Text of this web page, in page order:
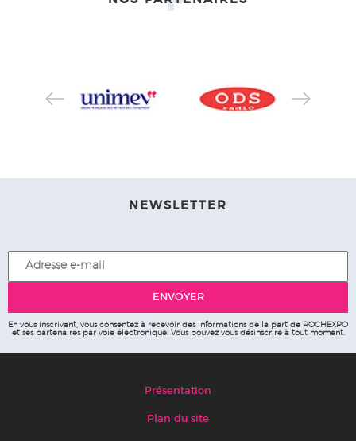
NEWSLETTER
En vous inscrivant, vous consentez à recevoir des informations de la part de ROCHEXPO
et ses partenaires par voie électronique. Vous pouvez vous désinscrire à tout moment.
Présentation
Plan du site